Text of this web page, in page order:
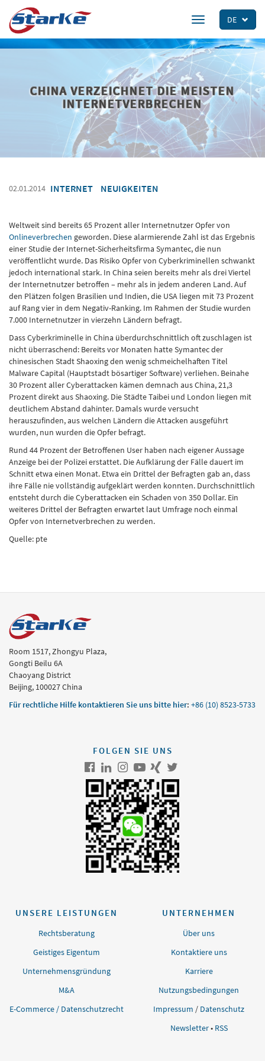
main
content
DE
Toggle
navigation
CHINA VERZEICHNET DIE MEISTEN
INTERNETVERBRECHEN
02.01.2014 INTERNET NEUIGKEITEN
Weltweit sind bereits 65 Prozent aller Internetnutzer Opfer von
Onlineverbrechen geworden. Diese alarmierende Zahl ist das Ergebnis
einer Studie der Internet-Sicherheitsfirma Symantec, die nun
veröffentlicht wurde. Das Risiko Opfer von Cyberkriminellen schwankt
jedoch international stark. In China seien bereits mehr als drei Viertel
der Internetnutzer betroffen – mehr als in jedem anderen Land. Auf
den Plätzen folgen Brasilien und Indien, die USA liegen mit 73 Prozent
auf Rang vier in dem Negativ-Ranking. Im Rahmen der Studie wurden
7.000 Internetnutzer in vierzehn Ländern befragt.
Dass Cyberkriminelle in China überdurchschnittlich oft zuschlagen ist
nicht überraschend: Bereits vor Monaten hatte Symantec der
chinesischen Stadt Shaoxing den wenig schmeichelhaften Titel
Malware Capital (Hauptstadt bösartiger Software) verliehen. Beinahe
30 Prozent aller Cyberattacken kämen demnach aus China, 21,3
Prozent direkt aus Shaoxing. Die Städte Taibei und London liegen mit
deutlichem Abstand dahinter. Damals wurde versucht
herauszufinden, aus welchen Ländern die Attacken ausgeführt
wurden, nun wurden die Opfer befragt.
Rund 44 Prozent der Betroffenen User haben nach eigener Aussage
Anzeige bei der Polizei erstattet. Die Aufklärung der Fälle dauert im
Schnitt etwa einen Monat. Etwa ein Drittel der Befragten gab an, dass
ihre Fälle nie vollständig aufgeklärt werden konnten. Durchschnittlich
entsteht durch die Cyberattacken ein Schaden von 350 Dollar. Ein
weiteres Drittel der Befragten erwartet laut Umfrage noch einmal
Opfer von Internetverbrechen zu werden.
Quelle: pte
Room 1517, Zhongyu Plaza,
Gongti Beilu 6A
Chaoyang District
Beijing, 100027 China
Für rechtliche Hilfe kontaktieren Sie uns bitte hier: +86 (10) 8523-5733
FOLGEN SIE UNS
UNSERE LEISTUNGEN
Rechtsberatung
Geistiges Eigentum
Unternehmensgründung
M&A
E-Commerce / Datenschutzrecht
UNTERNEHMEN
Über uns
Kontaktiere uns
Karriere
Nutzungsbedingungen
Impressum / Datenschutz
Newsletter• RSS